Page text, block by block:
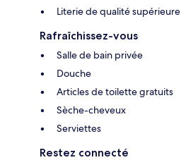
Literie de qualité supérieure
Rafraîchissez-vous
Salle de bain privée
Douche
Articles de toilette gratuits
Sèche-cheveux
Serviettes
Restez connecté